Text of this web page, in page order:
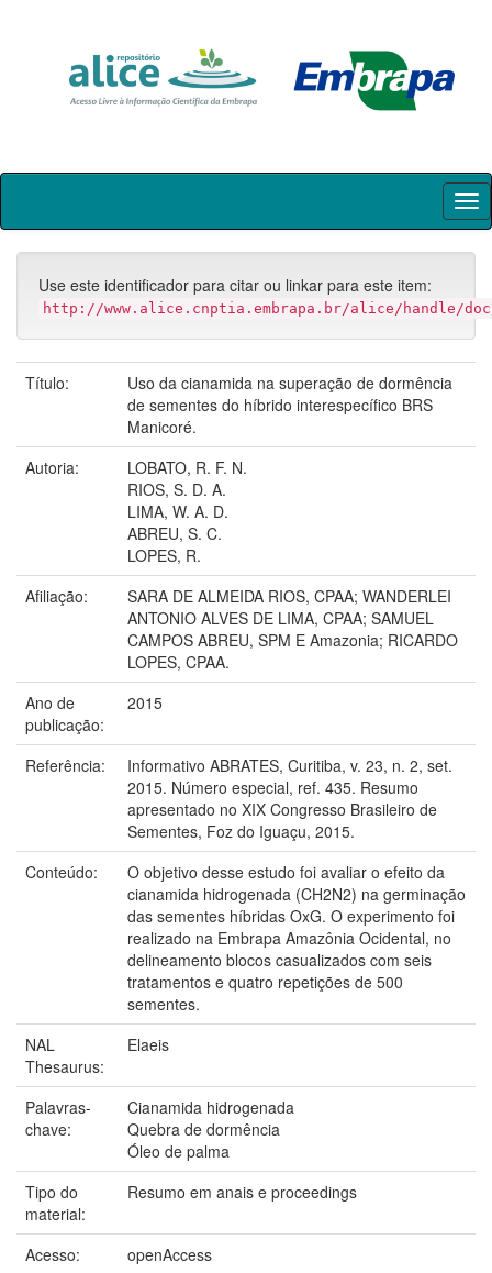
Skip
Use este identificador para citar ou linkar para este item:
http://www.alice.cnptia.embrapa.br/alice/handle/doc/
Título:
Uso da cianamida na superação de dormência
de sementes do híbrido interespecífico BRS
Manicoré.
Autoria:
LOBATO, R. F. N.
RIOS, S. D. A.
LIMA, W. A. D.
ABREU, S. C.
LOPES, R.
Afiliação:
SARA DE ALMEIDA RIOS, CPAA; WANDERLEI
ANTONIO ALVES DE LIMA, CPAA; SAMUEL
CAMPOS ABREU, SPM E Amazonia; RICARDO
LOPES, CPAA.
Ano de
publicação:
2015
Referência:
Informativo ABRATES, Curitiba, v. 23, n. 2, set.
2015. Número especial, ref. 435. Resumo
apresentado no XIX Congresso Brasileiro de
Sementes, Foz do Iguaçu, 2015.
Conteúdo:
O objetivo desse estudo foi avaliar o efeito da
cianamida hidrogenada (CH2N2) na germinação
das sementes híbridas OxG. O experimento foi
realizado na Embrapa Amazônia Ocidental, no
delineamento blocos casualizados com seis
tratamentos e quatro repetições de 500
sementes.
NAL
Thesaurus:
Elaeis
Palavras-
chave:
Cianamida hidrogenada
Quebra de dormência
Óleo de palma
Tipo do
material:
Resumo em anais e proceedings
Acesso:
openAccess